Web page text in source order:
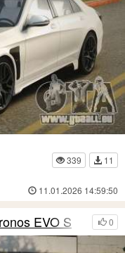
339
11
11.01.2026 14:59:50
0
EVO S